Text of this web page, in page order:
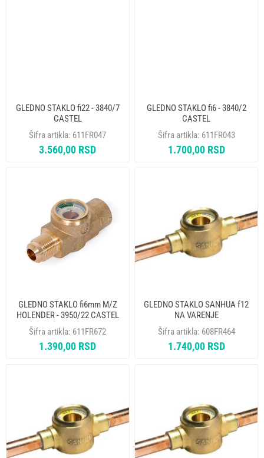
GLEDNO STAKLO fi22 - 3840/7
CASTEL
Šifra artikla: 611FR047
3.560,00 RSD
GLEDNO STAKLO fi6 - 3840/2
CASTEL
Šifra artikla: 611FR043
1.700,00 RSD
GLEDNO STAKLO fi6mm M/Z
HOLENDER - 3950/22 CASTEL
Šifra artikla: 611FR672
1.390,00 RSD
GLEDNO STAKLO SANHUA f12
NA VARENJE
Šifra artikla: 608FR464
1.740,00 RSD